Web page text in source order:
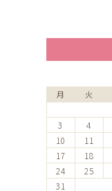
月 火
3
4
10
11
17
18
24
25
31